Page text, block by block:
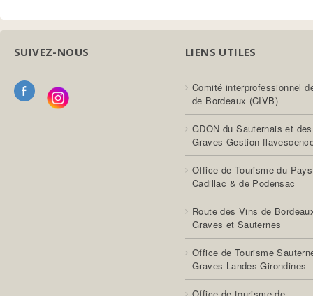
SUIVEZ-NOUS LIENS UTILES
Comité interprofessionnel
de Bordeaux (CIVB)
GDON du Sauternais et des
Graves-Gestion
Office de Tourisme du
Cadillac & de Podensac
Route des Vins de
Graves et Sauternes
Office de Tourisme
Graves Landes Girondines